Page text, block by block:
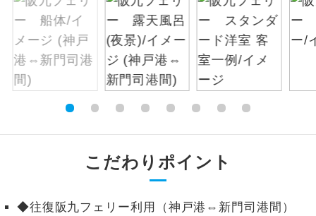
こだわりポイント
◆往復阪九フェリー利用（神戸港⇔新門司港間）
露天風呂
ご宿泊ホテルに露天風呂が付いていま
す。
大浴場 ご宿泊ホテルに大浴場が付いています。
全食事付き
全てのお食事が付いていますので、お食
事の心配はいりません。（機内食を除
だけます。
ホン
をじっくり聞くことができます。